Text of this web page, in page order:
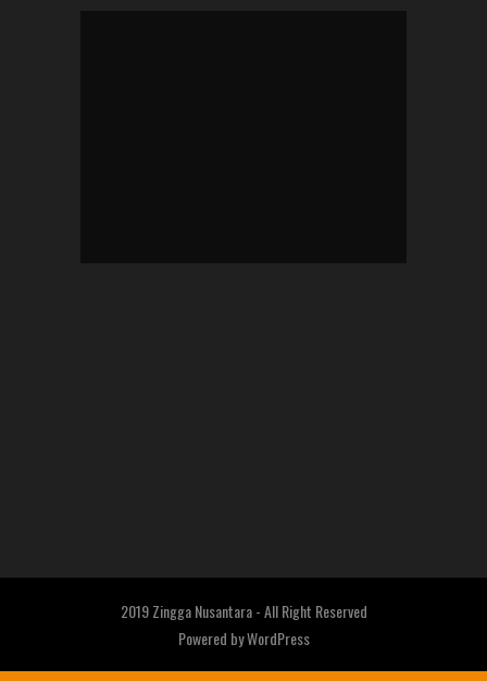
2019 Zingga Nusantara - All Right Reserved
Powered byWordPress